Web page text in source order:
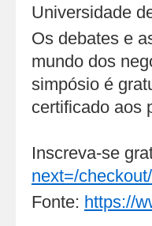
Universidade
Os debates e
mundo dos
simpósio é
certificado aos
Inscreva-se
next=/
Fonte: https://